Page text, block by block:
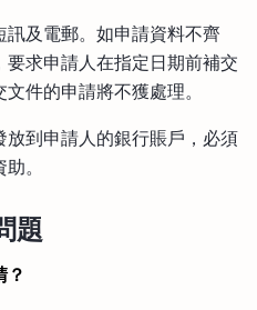
及電郵。如申請資料不齊
求申請人在指定日期前補交
件的申請將不獲處理。
到申請人的銀行賬戶，必須
。
題
？